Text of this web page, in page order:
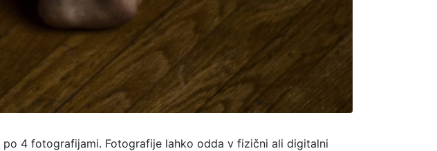
4 fotografijami. Fotografije lahko odda v fizični ali digitalni